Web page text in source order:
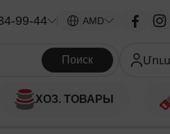
99-44 AMD
Поиск
ХОЗ. ТОВАРЫ